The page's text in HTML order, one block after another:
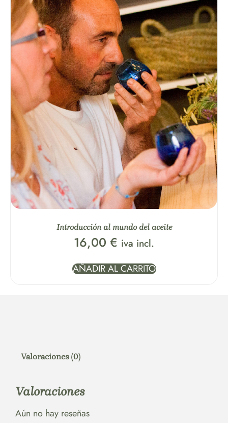
Introducción al mundo del aceite
16,00 € iva incl.
AÑADIR AL CARRITO
Valoraciones (0)
Valoraciones
Aún no hay reseñas